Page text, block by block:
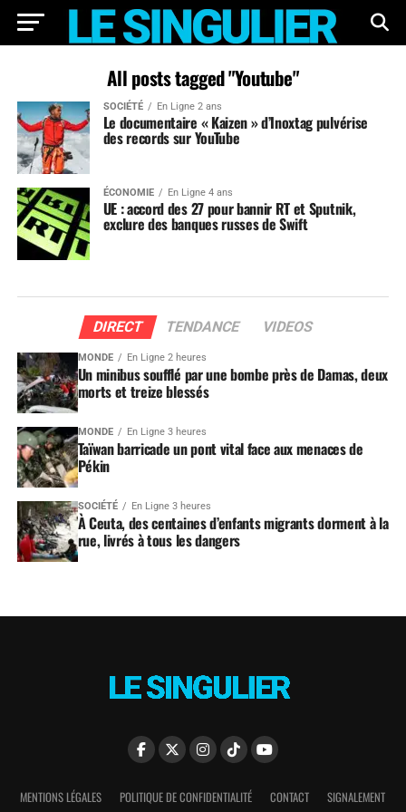
All posts tagged "Youtube"
SOCIÉTÉ En Ligne 2 ans
Le documentaire « Kaizen » d’Inoxtag pulvérise
des records sur YouTube
ÉCONOMIE En Ligne 4 ans
UE : accord des 27 pour bannir RT et Sputnik,
exclure des banques russes de Swift
DIRECT TENDANCE VIDEOS
MONDE En Ligne 2 heures
Un minibus soufflé par une bombe près de Damas, deux
morts et treize blessés
MONDE En Ligne 3 heures
Taïwan barricade un pont vital face aux menaces de
Pékin
SOCIÉTÉ En Ligne 3 heures
À Ceuta, des centaines d’enfants migrants dorment à la
rue, livrés à tous les dangers
MENTIONS LÉGALES POLITIQUE DE CONFIDENTIALITÉ CONTACT SIGNALEMENT